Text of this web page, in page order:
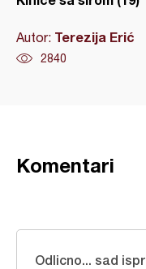
Autor: Terezija Erić
2840
Komentari
Odlicno... sad